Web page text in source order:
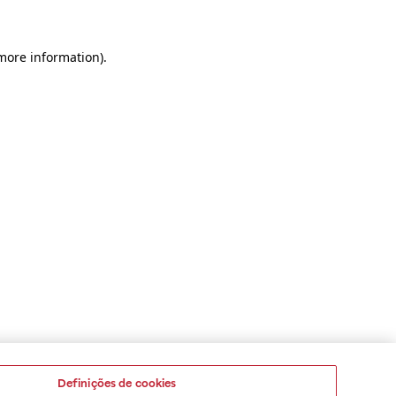
information).
Definições de cookies